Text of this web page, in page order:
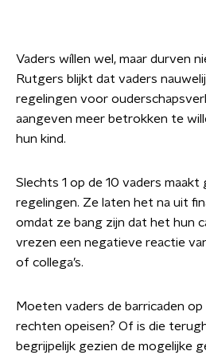
Vaders wíllen wel, maar durven
Rutgers blijkt dat vaders
regelingen voor
aangeven meer betrokken te
hun kind.
Slechts 1 op de 10 vaders maakt
regelingen. Ze laten het na uit
omdat ze bang zijn dat het hun
vrezen een negatieve reactie
of collega’s.
Moeten vaders de barricaden
rechten opeisen? Of is die
begrijpelijk gezien de mogelijke